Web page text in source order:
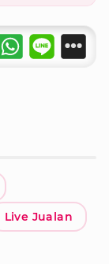
Live Jualan